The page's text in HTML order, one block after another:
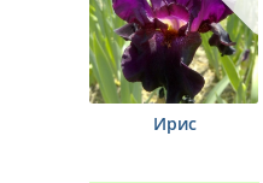
Ирис